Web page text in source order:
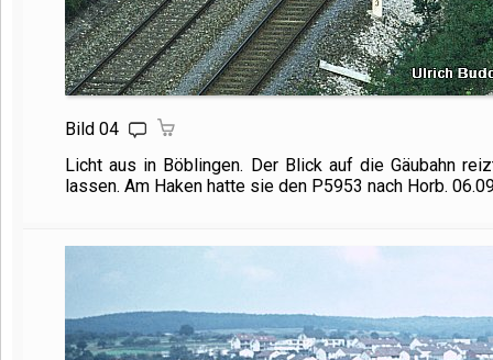
Bild 04
Licht aus in Böblingen. Der Blick auf die Gäubahn
lassen. Am Haken hatte sie den P5953 nach Horb.